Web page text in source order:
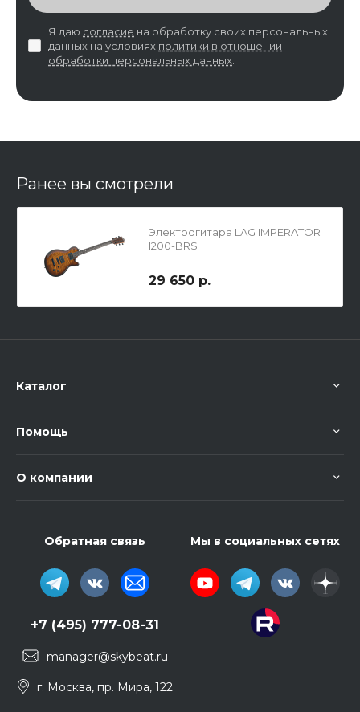
Я даю согласие на обработку своих персональных
данных на условиях политики в отношении
обработки персональных данных
Ранее вы смотрели
Электрогитара LAG IMPERATOR
I200-BRS
29 650 р.
Каталог
Помощь
О компании
Обратная связь
+7 (495) 777-08-31
manager@skybeat.ru
г. Москва, пр. Мира, 122
Мы в социальных сетях